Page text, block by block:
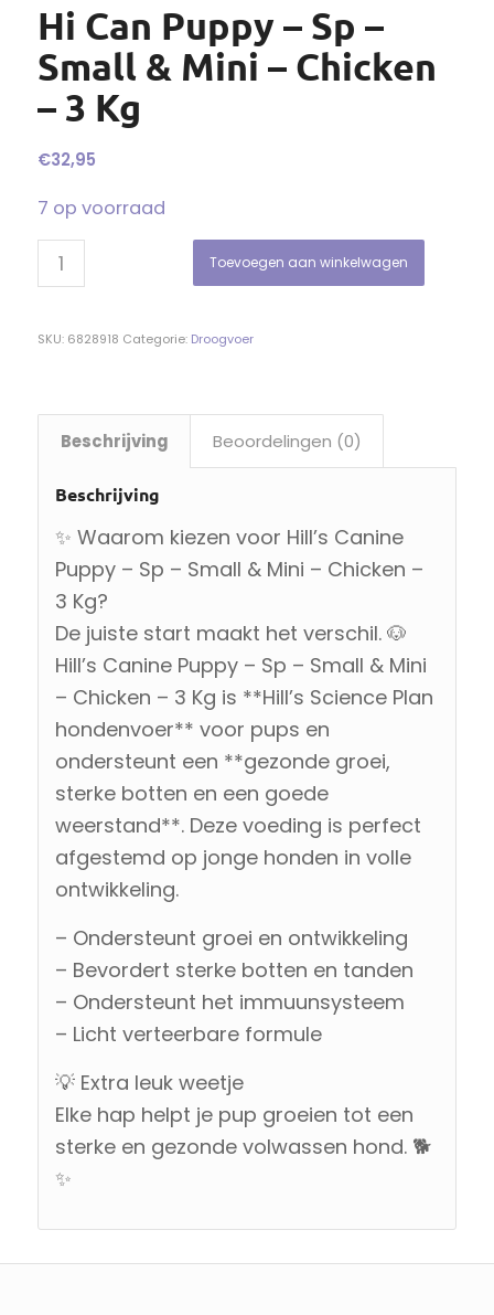
Hi Can Puppy – Sp –
Small & Mini – Chicken
– 3 Kg
€32,95
7 op voorraad
Toevoegen aan winkelwagen
SKU: 6828918 Categorie: Droogvoer
Beschrijving Beoordelingen (0)
Beschrijving
✨ Waarom kiezen voor Hill’s Canine
Puppy – Sp – Small & Mini – Chicken –
3 Kg?
De juiste start maakt het verschil. 🐶
Hill’s Canine Puppy – Sp – Small & Mini
– Chicken – 3 Kg is **Hill’s Science Plan
hondenvoer** voor pups en
ondersteunt een **gezonde groei,
sterke botten en een goede
weerstand**. Deze voeding is perfect
afgestemd op jonge honden in volle
ontwikkeling.
– Ondersteunt groei en ontwikkeling
– Bevordert sterke botten en tanden
– Ondersteunt het immuunsysteem
– Licht verteerbare formule
💡 Extra leuk weetje
Elke hap helpt je pup groeien tot een
sterke en gezonde volwassen hond. 🐕
✨